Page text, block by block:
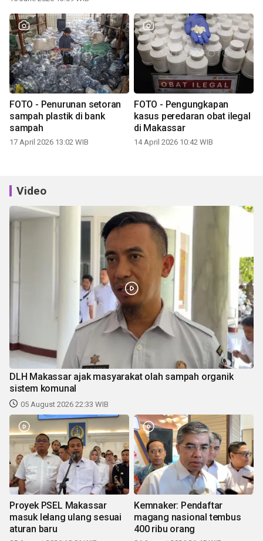
FOTO - Penurunan setoran
sampah plastik di bank
sampah
17 April 2026 13:02 WIB
FOTO - Pengungkapan
kasus peredaran obat ilegal
di Makassar
14 April 2026 10:42 WIB
Video
DLH Makassar ajak masyarakat olah sampah organik
sistem komunal
05 August 2026 22:33 WIB
Proyek PSEL Makassar
masuk lelang ulang sesuai
aturan baru
Kemnaker: Pendaftar
magang nasional tembus
400 ribu orang